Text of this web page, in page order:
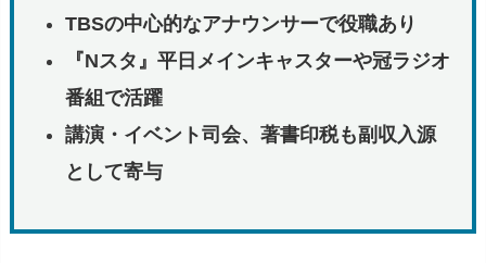
TBSの中心的なアナウンサーで役職あり
『Nスタ』平日メインキャスターや冠ラジオ
番組で活躍
講演・イベント司会、著書印税も副収入源
として寄与